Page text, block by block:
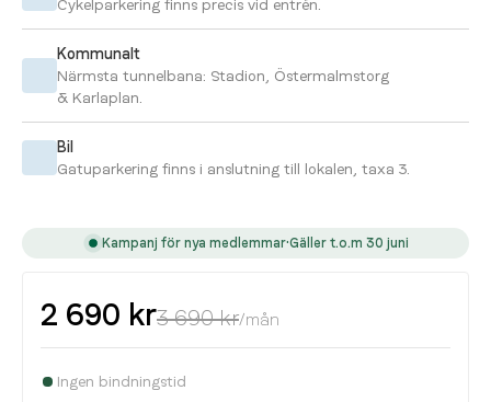
Cykelparkering finns precis vid entrén.
Kommunalt
Närmsta tunnelbana: Stadion, Östermalmstorg
& Karlaplan.
Bil
Gatuparkering finns i anslutning till lokalen, taxa 3.
Kampanj för nya medlemmar•Gäller t.o.m 30 juni
2 690 kr3 690 kr/mån
Ingen bindningstid